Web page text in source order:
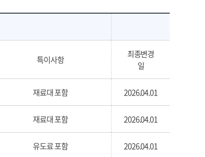
특이사항
최종변경
일
재료대 포함 2026.04.01
재료대 포함 2026.04.01
유도료 포함 2026.04.01